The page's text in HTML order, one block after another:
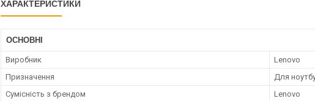
ХАРАКТЕРИСТИКИ
ОСНОВНІ
Виробник
Lenovo
Призначення
Для
Сумісність з брендом
Lenovo